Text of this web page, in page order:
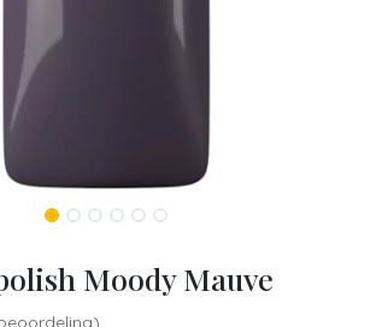
Moody Mauve